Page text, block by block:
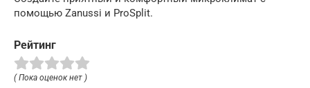
помощью Zanussi и ProSplit.
Рейтинг
( Пока оценок нет )